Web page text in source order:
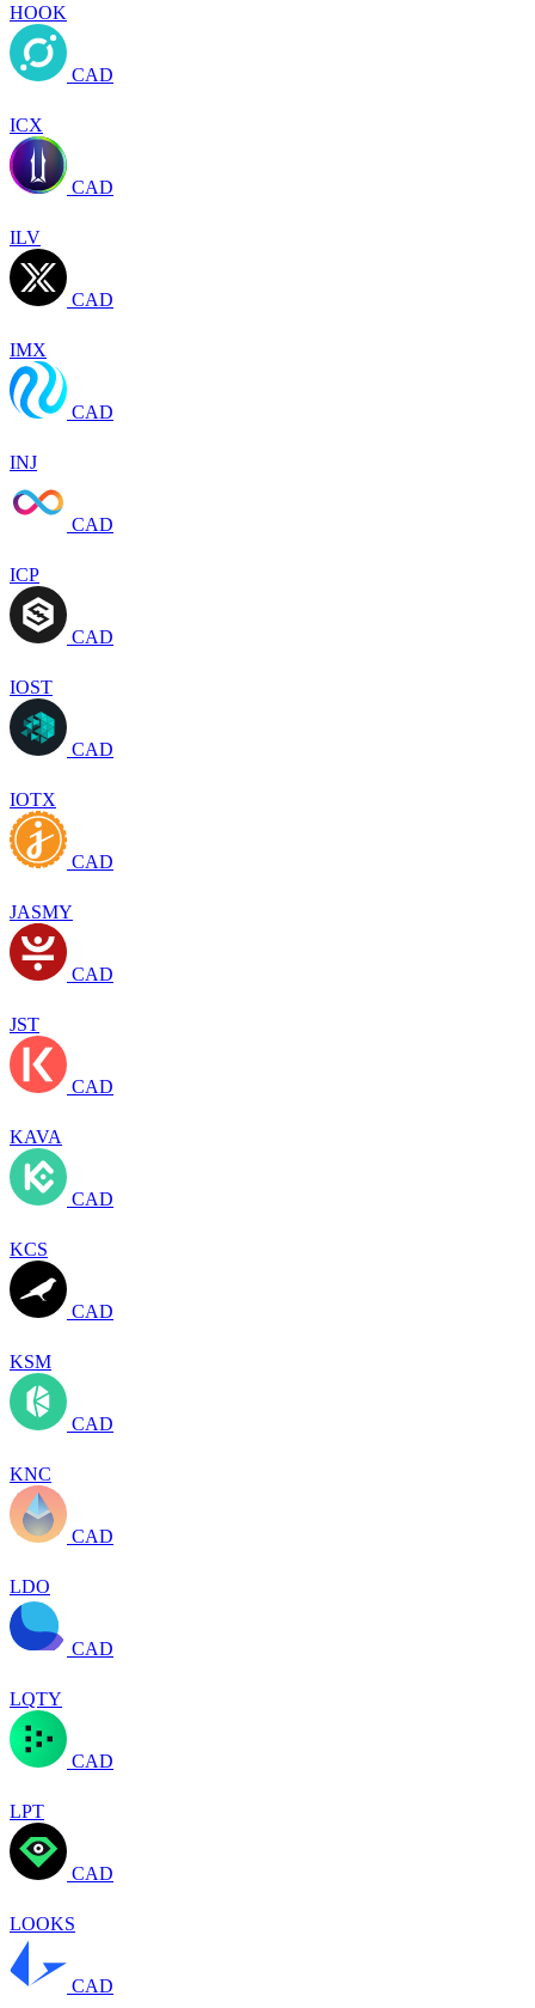
HOOK
CAD
ICX
CAD
ILV
CAD
IMX
CAD
INJ
CAD
ICP
CAD
IOST
CAD
IOTX
CAD
JASMY
CAD
JST
CAD
KAVA
CAD
KCS
CAD
KSM
CAD
KNC
CAD
LDO
CAD
LQTY
CAD
LPT
CAD
LOOKS
CAD